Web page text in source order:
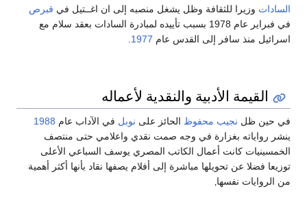
السادات وزيرا للثقافة وظل يشغل منصبه إلى ان اغــتيل في قبرص
في فبراير عام 1978 بسبب تأييده لمبادرة السادات بعقد سلام مع
اسرائيل منذ سافر إلى القدس عام 1977
القيمة الأدبية والنقدية لأعماله
في حين ظل نجيب محفوظ الحائز على نوبل في الآداب عام 1988
ينشر رواياته بغزارة في وجه صمت نقدي واعلامي حتى منتصف
الخمسينيات كانت أعمال الكاتب المصري يوسف السباعي الأعلى
توزيعا فضلا عن تحويلها مباشرة إلى أفلام يصفها نقاد بأنها أكثر أهمية
من الروايات نفسها‚